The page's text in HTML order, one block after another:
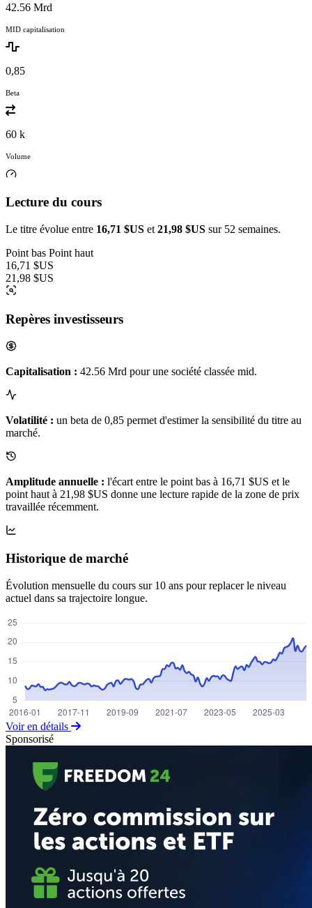
42.56 Mrd
MID capitalisation
0,85
Beta
60 k
Volume
Lecture du cours
Le titre évolue entre 16,71 $US et 21,98 $US sur 52 semaines.
Point bas Point haut
16,71 $US
21,98 $US
Repères investisseurs
Capitalisation : 42.56 Mrd pour une société classée mid.
Volatilité : un beta de 0,85 permet d'estimer la sensibilité du titre au
marché.
Amplitude annuelle : l'écart entre le point bas à 16,71 $US et le
point haut à 21,98 $US donne une lecture rapide de la zone de prix
travaillée récemment.
Historique de marché
Évolution mensuelle du cours sur 10 ans pour replacer le niveau
actuel dans sa trajectoire longue.
Voir en détails
Sponsorisé